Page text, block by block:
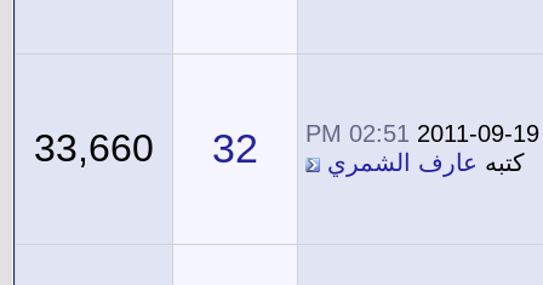
2011-09-19
02:51 PM
كتبه عارف الشمري 32
33,660